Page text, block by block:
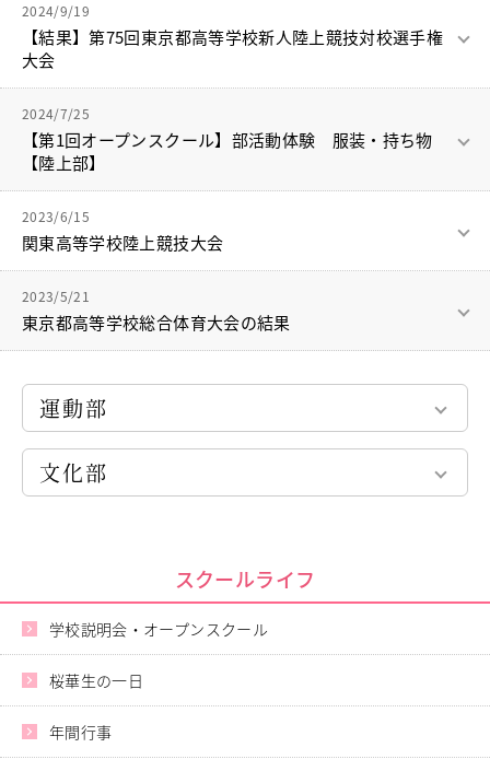
その他 Others
新型コロナウイルス感染症罹患証明書
インフルエンザ罹患証明書
登校許可証明書
卒業生の方
桜育会（同窓会）
日体大桜華U-15
Youtube公式チャンネル
在校生の方
卒業生の方
教職員募集
系列校紹介
個人情報保護
頑張ってきますので、みなさん応援お願いします。
円盤投 3位，4位
この結果，円盤投において栃木県で行われる関東大会への出場
が決まりました！
2024/9/19
【結果】第75回東京都高等学校新人陸上競技対校選手権
大会
この結果、10月19日・10月20日に栃木県で実施される関東大会
への出場が決まりました。
2024/7/25
【第1回オープンスクール】部活動体験 服装・持ち物
【陸上部】
練習着、シューズ（あればスパイク）
②持ち物
タオル、飲み物、着替え、帽子など
2023/6/15
関東高等学校陸上競技大会
行われている関東高等学校陸上競技大会に参加しています。
インターハイ出場目指して頑張りますので応援よろしくお願い
します！
2023/5/21
東京都高等学校総合体育大会の結果
ー投のみ），駒沢陸上競技場で行われた東京都高校総体の結果
についてお知らせです。
・やり投 4位
・砲丸投 6位
ほかの出場選手も関東大会への出場は叶いませんでしたが，自
分の実力を発揮して精一杯頑張っていました。
まだまだ大会は続きますので，引き続き応援よろしくお願いい
たします！
運動部
中学バスケットボール部
高校バスケットボール部
中高陸上競技部
ハンドボール部
バレーボール部
ソフトボール部
サッカー部
ソフトテニス部
文化部
美術部
ギター部
箏曲部
華道部
書道部
スクールライフ
学校説明会・オープンスクール
桜華生の一日
年間行事